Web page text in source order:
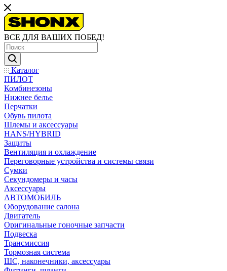
ВСЕ ДЛЯ ВАШИХ ПОБЕД!
Каталог
ПИЛОТ
Комбинезоны
Нижнее белье
Перчатки
Обувь пилота
Шлемы и аксессуары
HANS/HYBRID
Защиты
Вентиляция и охлаждение
Переговорные устройства и системы связи
Сумки
Секундомеры и часы
Аксессуары
АВТОМОБИЛЬ
Оборудование салона
Двигатель
Оригинальные гоночные запчасти
Подвеска
Трансмиссия
Тормозная система
ШС, наконечники, аксессуары